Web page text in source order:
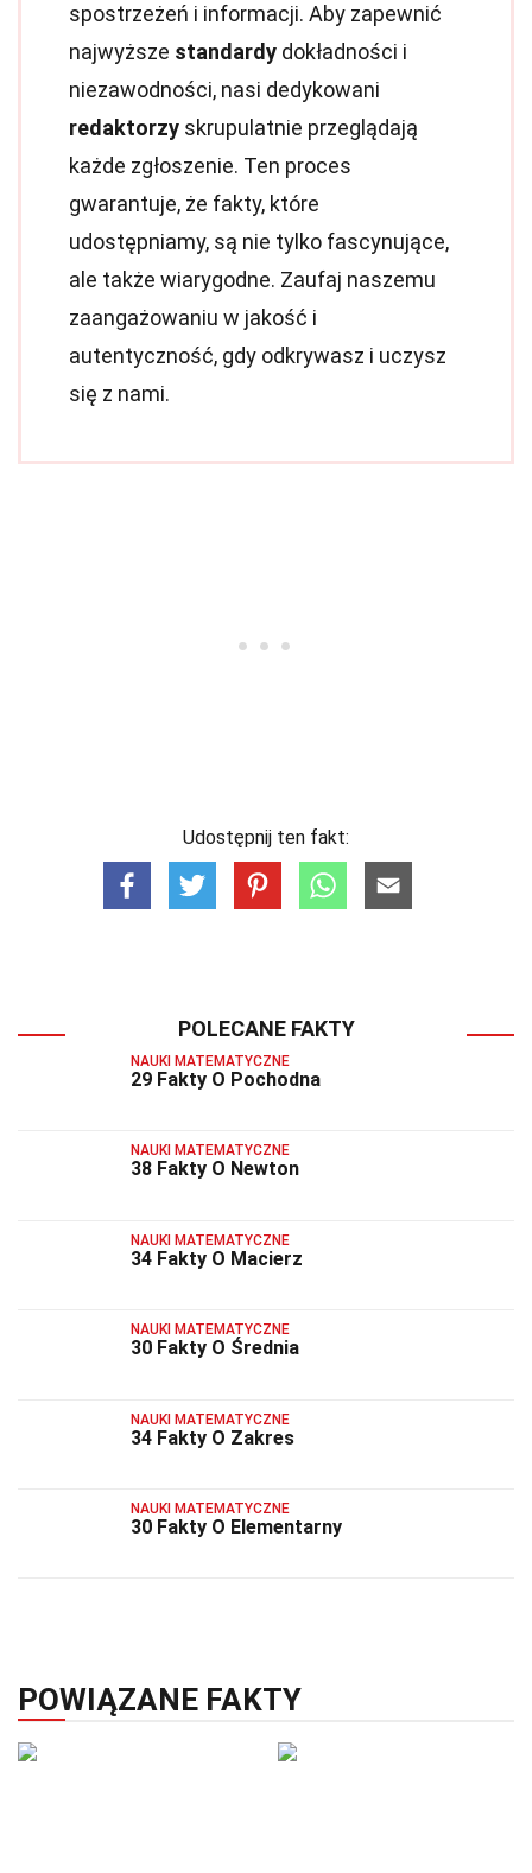
spostrzeżeń i informacji. Aby zapewnić
najwyższe standardy dokładności i
niezawodności, nasi dedykowani
redaktorzy skrupulatnie przeglądają
każde zgłoszenie. Ten proces
gwarantuje, że fakty, które
udostępniamy, są nie tylko fascynujące,
ale także wiarygodne. Zaufaj naszemu
zaangażowaniu w jakość i
autentyczność, gdy odkrywasz i uczysz
się z nami.
Udostępnij ten fakt:
POLECANE FAKTY
NAUKI MATEMATYCZNE
29 Fakty O Pochodna
NAUKI MATEMATYCZNE
38 Fakty O Newton
NAUKI MATEMATYCZNE
34 Fakty O Macierz
NAUKI MATEMATYCZNE
30 Fakty O Średnia
NAUKI MATEMATYCZNE
34 Fakty O Zakres
NAUKI MATEMATYCZNE
30 Fakty O Elementarny
POWIĄZANE FAKTY